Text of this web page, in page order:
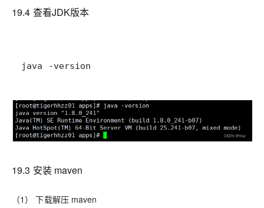
19.4 查看JDK版本
java -version
19.3 安装 maven
（1） 下载解压 maven